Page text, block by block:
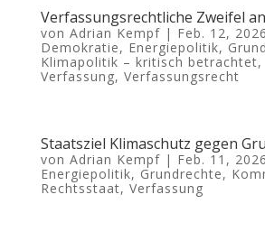
Verfassungsrechtliche Zweifel an
von Adrian Kempf| Feb. 12, 2026
Demokratie, Energiepolitik,
Klimapolitik – kritisch betrachtet,
Verfassung, Verfassungsrecht
Staatsziel Klimaschutz gegen
von Adrian Kempf| Feb. 11, 2026
Energiepolitik, Grundrechte,
Rechtsstaat, Verfassung